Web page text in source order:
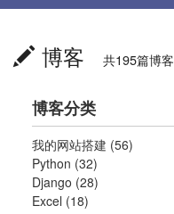
博客 共195篇博客
博客分类
我的网站搭建 (56)
Python (32)
Django (28)
Excel (18)